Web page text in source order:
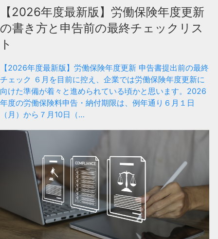
【2026年度最新版】労働保険年度更新
の書き方と申告前の最終チェックリス
ト
【2026年度最新版】労働保険年度更新 申告書提出前の最終
チェック ６月を目前に控え、企業では労働保険年度更新に
向けた準備が着々と進められている頃かと思います。2026
年度の労働保険料申告・納付期限は、例年通り６月１日
（月）から７月10日（…